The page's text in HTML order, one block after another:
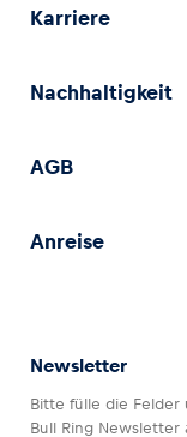
Karriere
Nachhaltigkeit
AGB
Anreise
Newsletter
Bitte fülle die Felder
Bull Ring Newsletter